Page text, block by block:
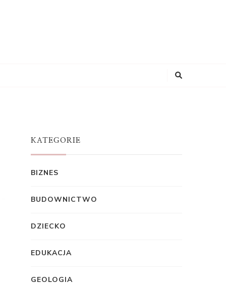
KATEGORIE
BIZNES
BUDOWNICTWO
DZIECKO
EDUKACJA
GEOLOGIA